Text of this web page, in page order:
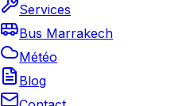
Services
Bus Marrakech
Météo
Blog